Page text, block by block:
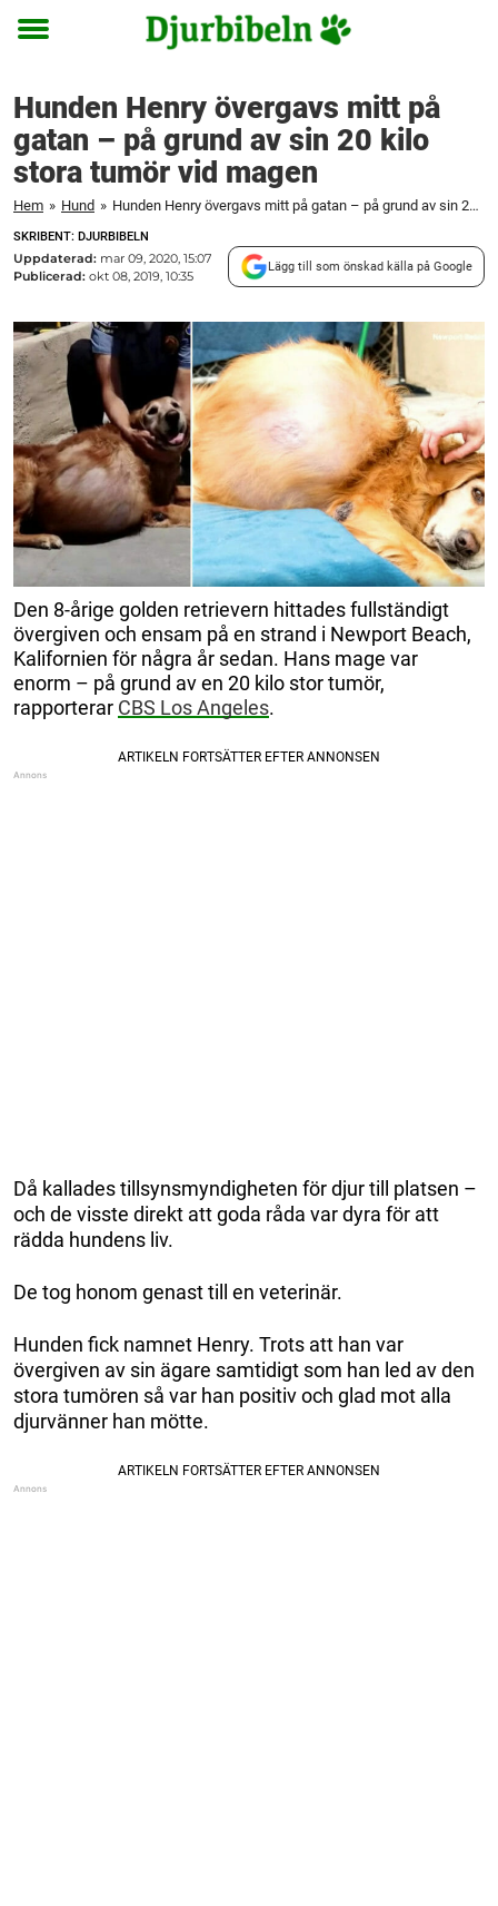
Toggle
Hunden Henry övergavs mitt på
gatan – på grund av sin 20 kilo
stora tumör vid magen
Hem » Hund » Hunden Henry övergavs mitt på gatan – på grund av sin 20 kilo stora tumör vid magen
SKRIBENT: DJURBIBELN
Uppdaterad: mar 09, 2020, 15:07
Publicerad: okt 08, 2019, 10:35
Lägg till som önskad källa på Google
Den 8-årige golden retrievern hittades fullständigt
övergiven och ensam på en strand i Newport Beach,
Kalifornien för några år sedan. Hans mage var
enorm – på grund av en 20 kilo stor tumör,
rapporterar CBS Los Angeles.
Då kallades tillsynsmyndigheten för djur till platsen –
och de visste direkt att goda råda var dyra för att
rädda hundens liv.
De tog honom genast till en veterinär.
Hunden fick namnet Henry. Trots att han var
övergiven av sin ägare samtidigt som han led av den
stora tumören så var han positiv och glad mot alla
djurvänner han mötte.